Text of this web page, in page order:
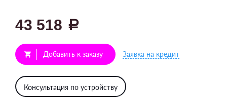
43 518 a
shopping_cart Добавить к заказу Заявка на кредит
Консультация по устройству